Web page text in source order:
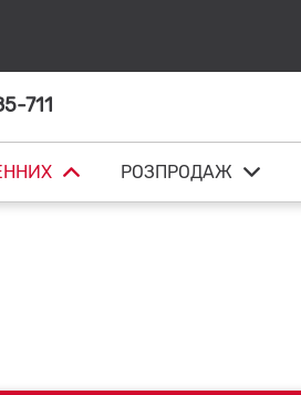
711
РОЗПРОДАЖ